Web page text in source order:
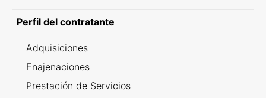
Perfil del contratante
Adquisiciones
Enajenaciones
Prestación de Servicios